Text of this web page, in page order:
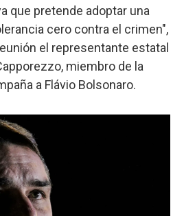
que pretende adoptar una
cero contra el crimen",
el representante estatal
miembro de la
a Flávio Bolsonaro.